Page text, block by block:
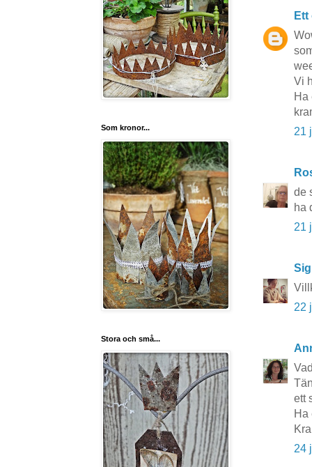
Vi
Ha
21
de
ha
21
22
ett
Ha
24
Som kronor...
Stora och små...